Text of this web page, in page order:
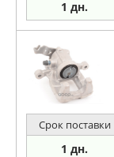
1 дн.
Срок поставки
1 дн.